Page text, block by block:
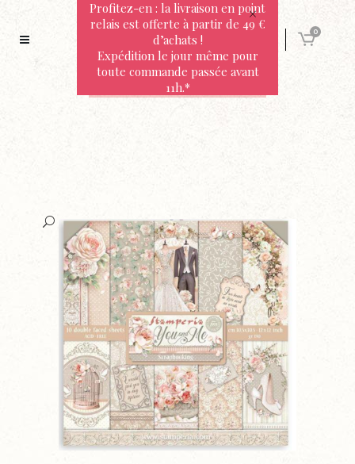
0
Profitez-en : la livraison en point
relais est offerte à partir de 49 €
d’achats !
Expédition le jour même pour
toute commande passée avant
11h.*